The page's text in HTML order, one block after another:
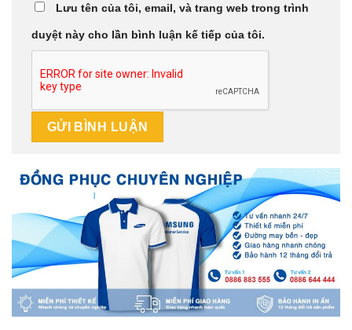
Lưu tên của tôi, email, và trang web trong trình
duyệt này cho lần bình luận kế tiếp của tôi.